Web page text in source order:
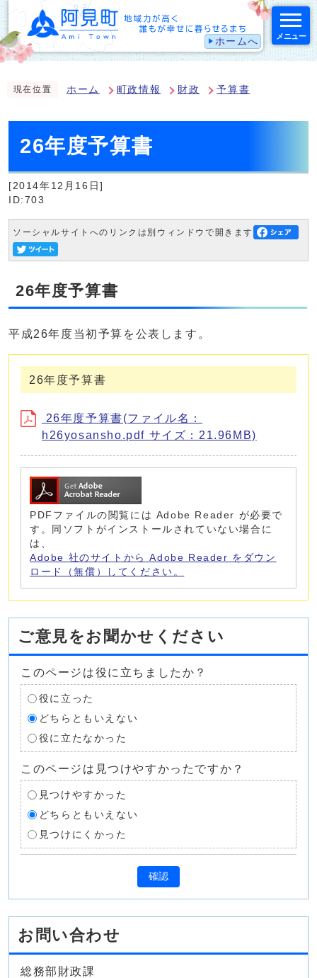
ホームへ メニュー
現在位置 ホーム 町政情報 財政 予算書
26年度予算書
[2014年12月16日]
ID:703
ソーシャルサイトへのリンクは別ウィンドウで開きます
26年度予算書
平成26年度当初予算を公表します。
26年度予算書
26年度予算書(ファイル名：
h26yosansho.pdf サイズ：21.96MB)
PDFファイルの閲覧には Adobe Reader が必要で
す。同ソフトがインストールされていない場合に
は、
Adobe 社のサイトから Adobe Reader をダウン
ロード（無償）してください。
ご意見をお聞かせください
このページは役に立ちましたか？
役に立った
どちらともいえない
役に立たなかった
このページは見つけやすかったですか？
見つけやすかった
どちらともいえない
見つけにくかった
確認
お問い合わせ
総務部財政課